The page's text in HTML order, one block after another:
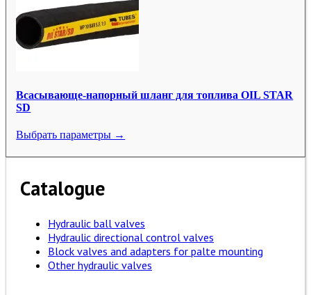
Всасывающе-напорный шланг для топлива OIL STAR
SD
Выбрать параметры →
Catalogue
Hydraulic ball valves
Hydraulic directional control valves
Block valves and adapters for palte mounting
Other hydraulic valves